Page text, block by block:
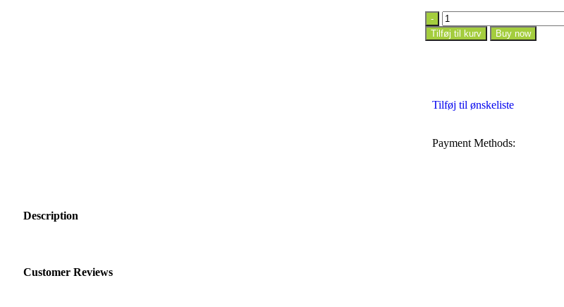
Tilføj til kurv Buy now
Tilføj til ønskeliste
Payment Methods:
Description
Customer Reviews